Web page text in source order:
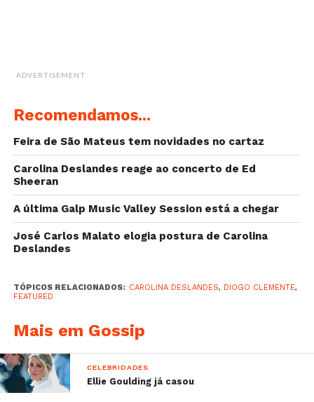
Wear your bump proudly
sugerir que podia estar à espera de dois bebés e não
apenas um, numa publicação do Instagram onde
perguntava aos seus seguidores: “1 ou 2?”.
Sabe mais:
ADVERTISEMENT
Recomendamos...
Feira de São Mateus tem novidades no cartaz
Carolina Deslandes reage ao concerto de Ed
Sheeran
A última Galp Music Valley Session está a chegar
José Carlos Malato elogia postura de Carolina
Deslandes
TÓPICOS RELACIONADOS: CAROLINA DESLANDES, DIOGO CLEMENTE,
FEATURED
Mais em Gossip
CELEBRIDADES
Ellie Goulding já casou